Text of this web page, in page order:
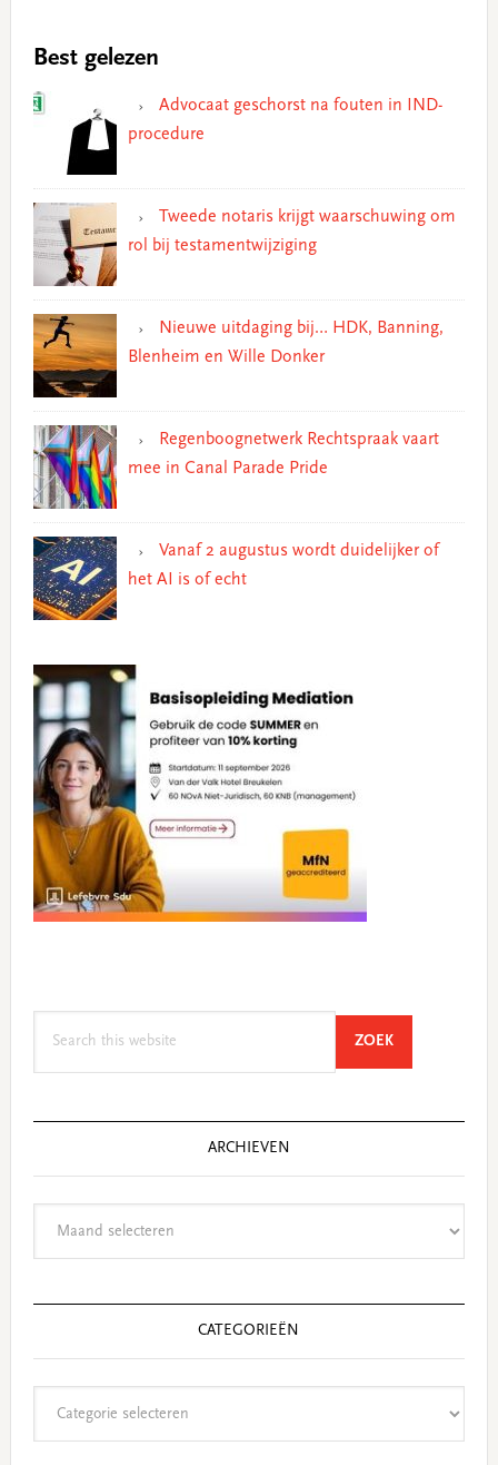
Best gelezen
Advocaat geschorst na fouten in IND-
procedure
Tweede notaris krijgt waarschuwing om
rol bij testamentwijziging
Nieuwe uitdaging bij… HDK, Banning,
Blenheim en Wille Donker
Regenboognetwerk Rechtspraak vaart
mee in Canal Parade Pride
Vanaf 2 augustus wordt duidelijker of
het AI is of echt
ZOEKSEARCH
ARCHIEVEN
CATEGORIEËN